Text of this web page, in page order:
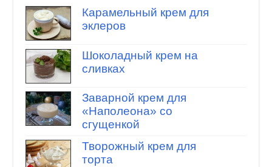
Карамельный крем для
эклеров
Шоколадный крем на
сливках
Заварной крем для
«Наполеона» со
сгущенкой
Творожный крем для
торта